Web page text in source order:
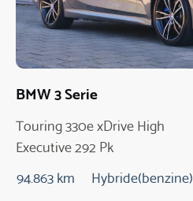
BMW 3 Serie
Touring 330e xDrive High
Executive 292 Pk
Automaat
94.863 km Hybride(benzine)